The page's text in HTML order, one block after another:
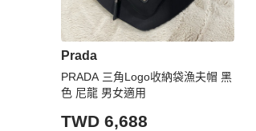
Prada
PRADA 三角Logo收納袋漁夫帽 黑
色 尼龍 男女適用
TWD 6,688